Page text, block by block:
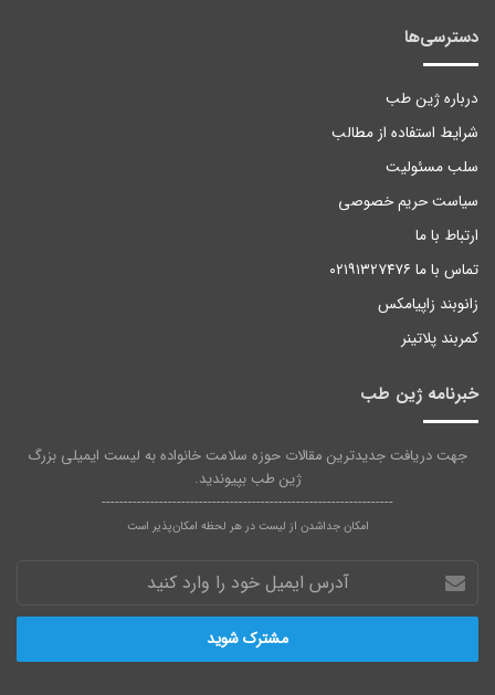
دسترسی‌ها
درباره ژین طب
شرایط استفاده از مطالب
سلب مسئولیت
سیاست حریم خصوصی
ارتباط با ما
تماس با ما ۰۲۱۹۱۳۲۷۴۷۶
زانوبند زاپیامکس
کمربند پلاتینر
خبرنامه ژین طب
جهت دریافت جدیدترین مقالات حوزه سلامت خانواده به لیست ایمیلی بزرگ
ژین طب بپیوندید.
------------------------------------------------------------------
امکان جداشدن از لیست در هر لحظه امکان‌پذیر است
ایمیل
خود
وارد